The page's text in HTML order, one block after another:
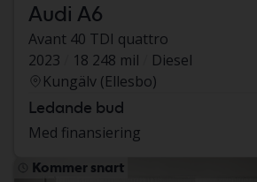
Audi A6
Avant 40 TDI quattro
2023
18 248 mil
Diesel
Kungälv (Ellesbo)
Ledande bud
Med finansiering
Kommer snart